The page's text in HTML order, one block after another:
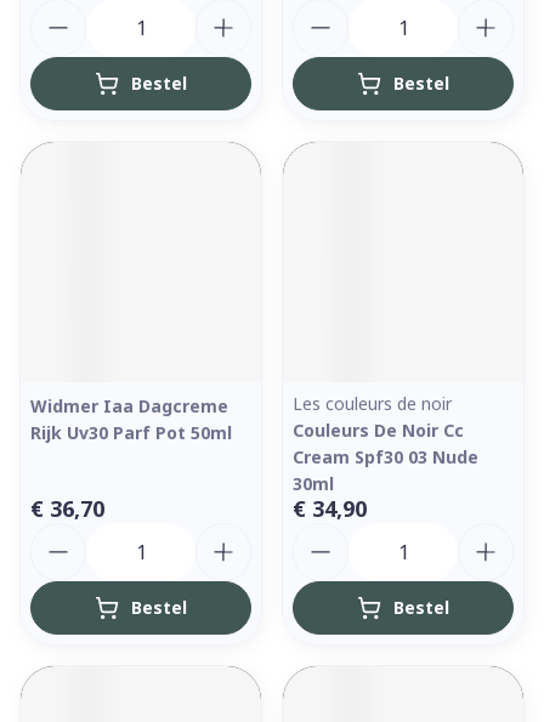
Bestel Bestel
Widmer Iaa Dagcreme
Rijk Uv30 Parf Pot 50ml
€ 36,70
Bestel
Les couleurs de noir
Couleurs De Noir Cc
Cream Spf30 03 Nude
30ml
€ 34,90
Bestel